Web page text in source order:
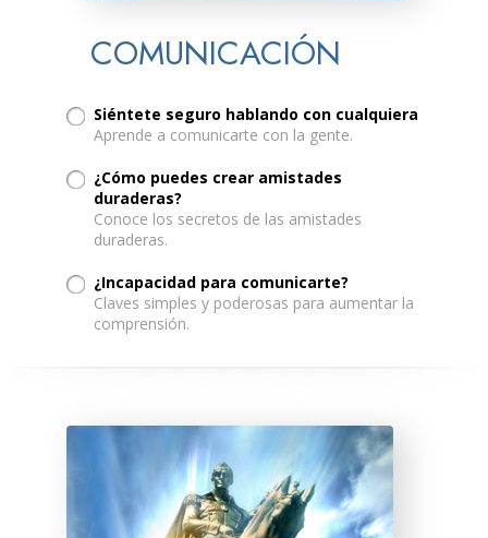
COMUNICACIÓN
Siéntete seguro hablando con cualquiera
Aprende a comunicarte con la gente.
¿Cómo puedes crear amistades
duraderas?
Conoce los secretos de las amistades
duraderas.
¿Incapacidad para comunicarte?
Claves simples y poderosas para aumentar la
comprensión.